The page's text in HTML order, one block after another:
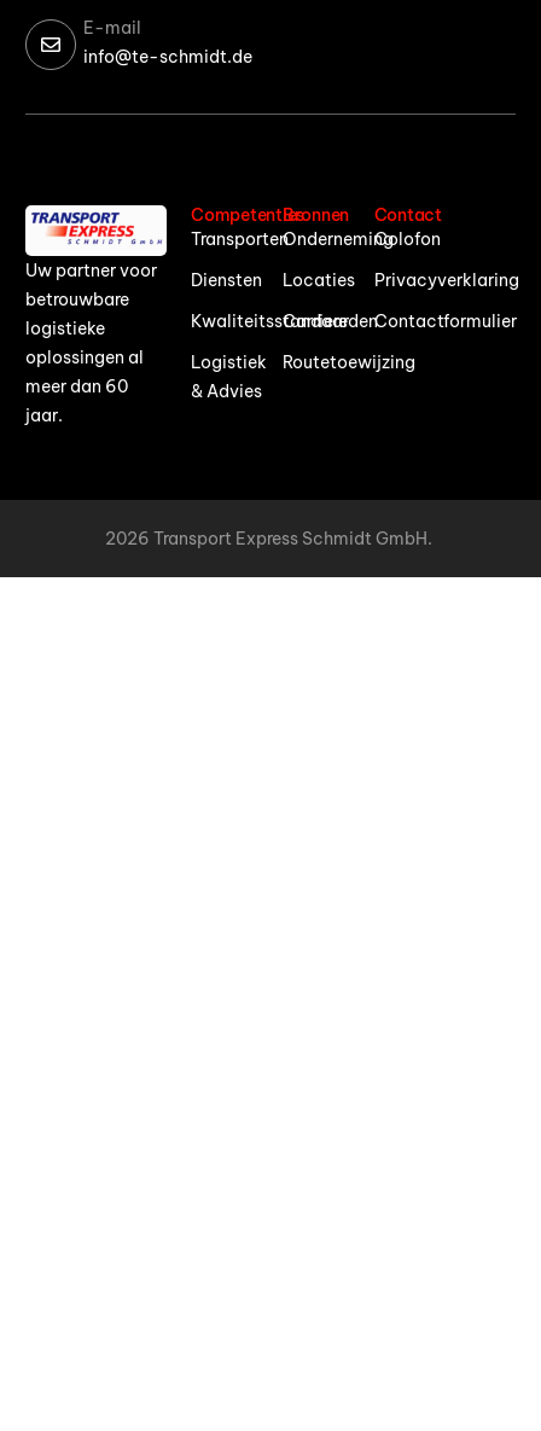
E-mail
info@te-schmidt.de
Uw partner voor
betrouwbare
logistieke
oplossingen al
meer dan 60
jaar.
Competenties
Transporten
Diensten
Kwaliteitsstandaarden
Logistiek
& Advies
Bronnen
Onderneming
Locaties
Carriere
Routetoewijzing
Contact
Colofon
Privacyverklaring
Contactformulier
2026 Transport Express Schmidt GmbH.